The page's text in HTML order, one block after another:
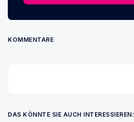
KOMMENTARE
DAS KÖNNTE SIE AUCH INTERESSIEREN: